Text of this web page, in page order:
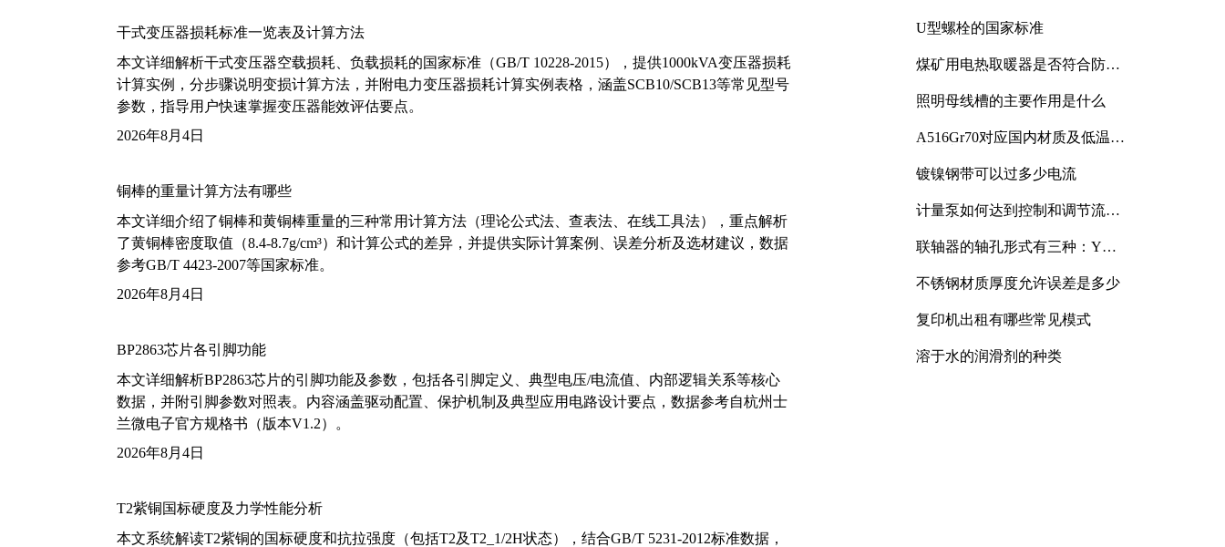
干式变压器损耗标准一览表及计算方法
本文详细解析干式变压器空载损耗、负载损耗的国家标准（GB/T 10228-2015），提供1000kVA变压器损耗
计算实例，分步骤说明变损计算方法，并附电力变压器损耗计算实例表格，涵盖SCB10/SCB13等常见型号
参数，指导用户快速掌握变压器能效评估要点。
2026年8月4日
铜棒的重量计算方法有哪些
本文详细介绍了铜棒和黄铜棒重量的三种常用计算方法（理论公式法、查表法、在线工具法），重点解析
了黄铜棒密度取值（8.4-8.7g/cm³）和计算公式的差异，并提供实际计算案例、误差分析及选材建议，数据
参考GB/T 4423-2007等国家标准。
2026年8月4日
BP2863芯片各引脚功能
本文详细解析BP2863芯片的引脚功能及参数，包括各引脚定义、典型电压/电流值、内部逻辑关系等核心
数据，并附引脚参数对照表。内容涵盖驱动配置、保护机制及典型应用电路设计要点，数据参考自杭州士
兰微电子官方规格书（版本V1.2）。
2026年8月4日
T2紫铜国标硬度及力学性能分析
本文系统解读T2紫铜的国标硬度和抗拉强度（包括T2及T2_1/2H状态），结合GB/T 5231-2012标准数据，
U型螺栓的国家标准
煤矿用电热取暖器是否符合防爆
照明母线槽的主要作用是什么
A516Gr70对应国内材质及低温冲
镀镍钢带可以过多少电流
计量泵如何达到控制和调节流量
联轴器的轴孔形式有三种：Y
不锈钢材质厚度允许误差是多少
复印机出租有哪些常见模式
溶于水的润滑剂的种类